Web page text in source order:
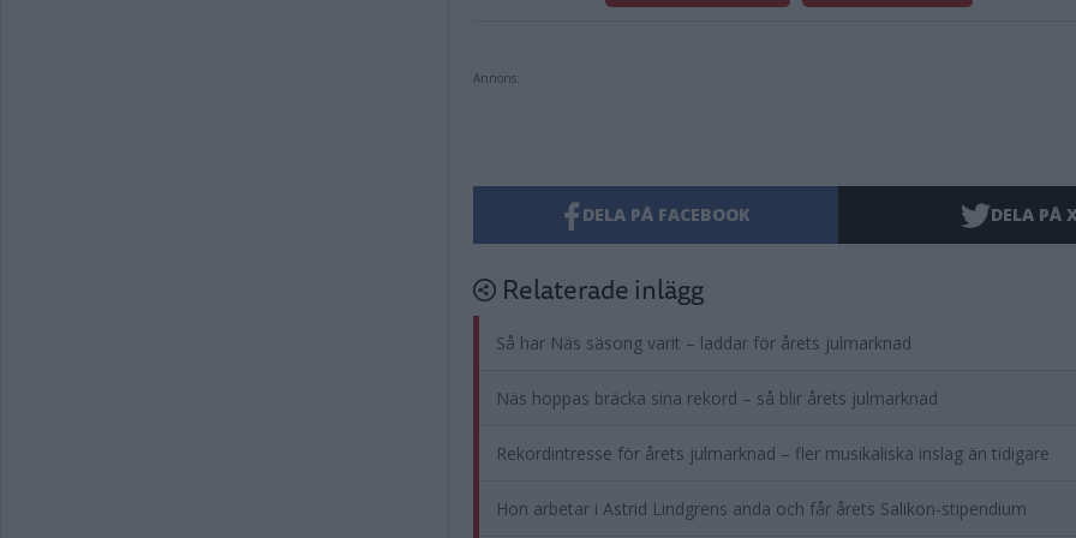
Annons:
DELA PÅ FACEBOOK DELA PÅ
Relaterade inlägg
Så har Näs säsong varit – laddar för årets julmarknad
Näs hoppas bräcka sina rekord – så blir årets julmarknad
Rekordintresse för årets julmarknad – fler musikaliska inslag än tidigare
Hon arbetar i Astrid Lindgrens anda och får årets Salikon-stipendium